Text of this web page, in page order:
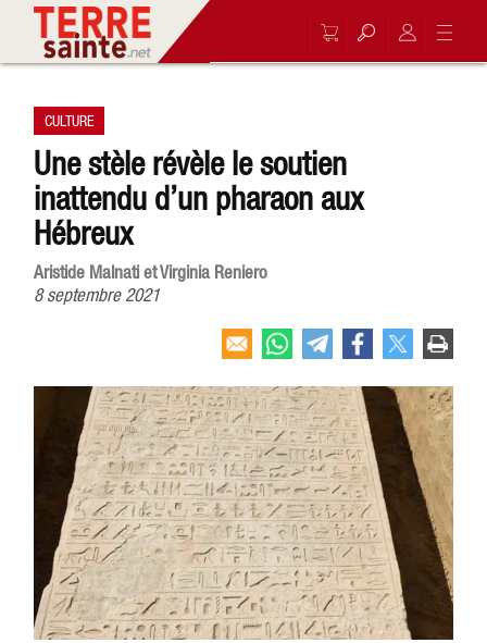
CULTURE
Une stèle révèle le soutien
inattendu d’un pharaon aux
Hébreux
Aristide Malnati et Virginia Reniero
8 septembre 2021